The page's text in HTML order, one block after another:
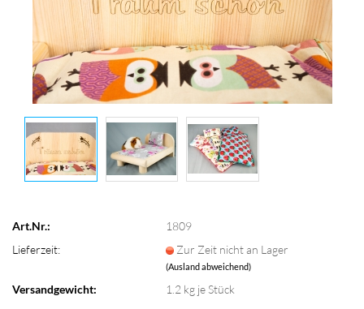
Art.Nr.:
1809
Lieferzeit:
Zur Zeit nicht an Lager
(Ausland abweichend)
Versandgewicht: 1.2 kg je Stück